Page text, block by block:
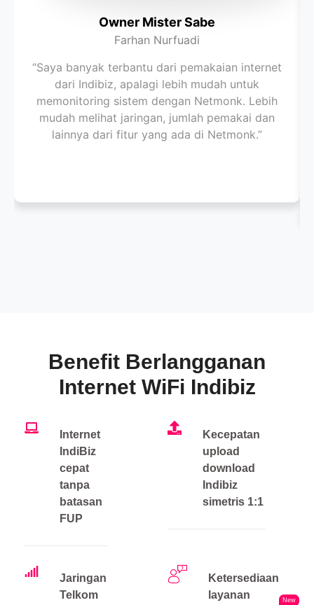
Owner Mister Sabe
Farhan Nurfuadi
“Saya banyak terbantu dari pemakaian internet
dari Indibiz, apalagi lebih mudah untuk
memonitoring sistem dengan Netmonk. Lebih
mudah melihat jaringan, jumlah pemakai dan
lainnya dari fitur yang ada di Netmonk.”
Benefit Berlangganan
Internet WiFi Indibiz
Internet
IndiBiz
cepat
tanpa
batasan
FUP
Kecepatan
upload
download
Indibiz
simetris 1:1
Jaringan
Telkom
Ketersediaan
layanan
New